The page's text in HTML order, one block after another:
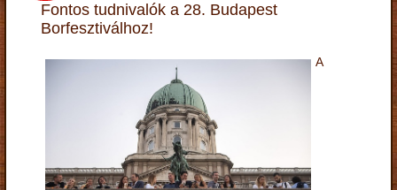
Fontos tudnivalók a 28. Budapest
Borfesztiválhoz!
A